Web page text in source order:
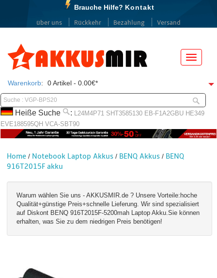
Brauche Hilfe? Kontakt
über uns
Rückkehr Bezahlung Versand
Menü
Warenkorb: 0 Artikel - 0.00€*
Heiße Suche : L24M4P71 SHT3585130 EB-F1A2GBU HE349
EVE188595QH VCA-SBT90
Home / Notebook Laptop Akkus / BENQ Akkus / BENQ
916T2015F akku
Warum wählen Sie uns - AKKUSMIR.de ? Unsere Vorteile:hoche
Qualität+günstige Preis+schnelle Lieferung. Wir sind spezialisiert
auf Diskont BENQ 916T2015F-5200mah Laptop Akku.Sie können
erhalten, was Sie zu dem niedrigen Preis benötigen!